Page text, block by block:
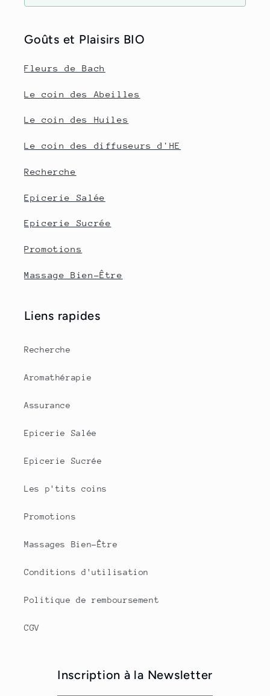
Goûts et Plaisirs BIO
Fleurs de Bach
Le coin des Abeilles
Le coin des Huiles
Le coin des diffuseurs d'HE
Recherche
Epicerie Salée
Epicerie Sucrée
Promotions
Massage Bien-Être
Liens rapides
Recherche
Aromathérapie
Assurance
Epicerie Salée
Epicerie Sucrée
Les p'tits coins
Promotions
Massages Bien-Être
Conditions d'utilisation
Politique de remboursement
CGV
Inscription à la Newsletter